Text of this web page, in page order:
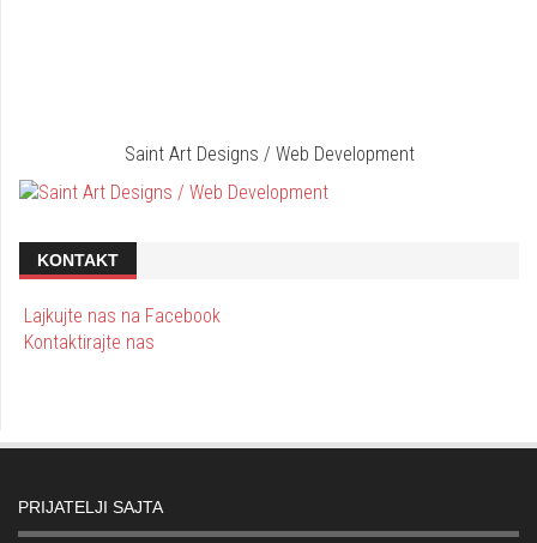
Saint Art Designs / Web Development
KONTAKT
Lajkujte nas na Facebook
Kontaktirajte nas
PRIJATELJI SAJTA